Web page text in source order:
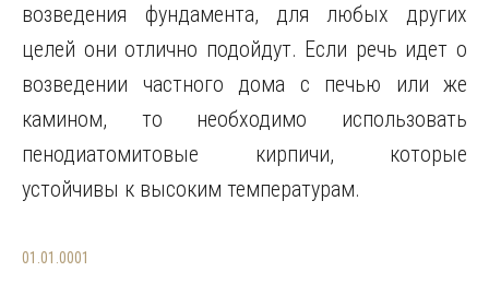
возведения фундамента, для любых других
целей они отлично подойдут. Если речь идет о
возведении частного дома с печью или же
камином, то необходимо использовать
пенодиатомитовые кирпичи, которые
устойчивы к высоким температурам.
01.01.0001